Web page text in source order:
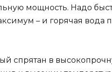
мощность. Надо
– и горячая вода
спрятан в